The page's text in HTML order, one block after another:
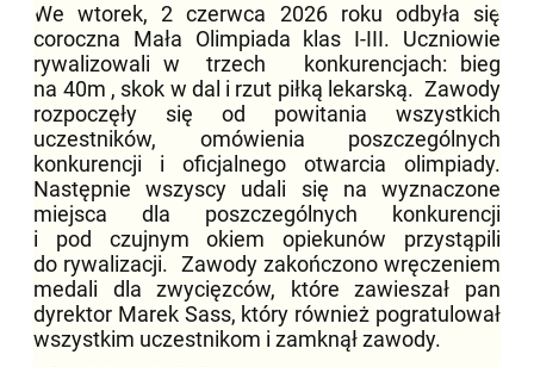
We wtorek, 2 czerwca 2026 roku odbyła się
coroczna Mała Olimpiada klas I-III. Uczniowie
rywalizowali w trzech konkurencjach: bieg
na 40m , skok w dal i rzut piłką lekarską. Zawody
rozpoczęły się od powitania wszystkich
uczestników, omówienia poszczególnych
konkurencji i oficjalnego otwarcia olimpiady.
Następnie wszyscy udali się na wyznaczone
miejsca dla poszczególnych konkurencji
i pod czujnym okiem opiekunów przystąpili
do rywalizacji. Zawody zakończono wręczeniem
medali dla zwycięzców, które zawieszał pan
dyrektor Marek Sass, który również pogratulował
wszystkim uczestnikom i zamknął zawody.